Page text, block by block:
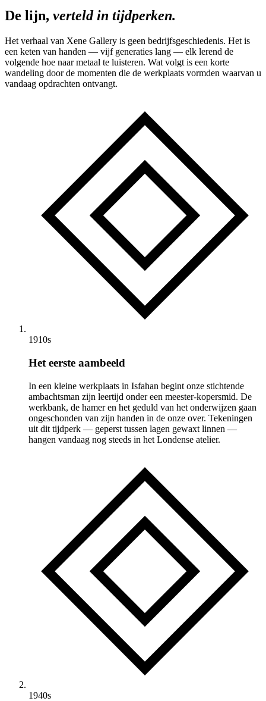
De lijn, verteld in tijdperken.
Het verhaal van Xene Gallery is geen bedrijfsgeschiedenis. Het is
een keten van handen — vijf generaties lang — elk lerend de
volgende hoe naar metaal te luisteren. Wat volgt is een korte
wandeling door de momenten die de werkplaats vormden waarvan u
vandaag opdrachten ontvangt.
1910s
Het eerste aambeeld
In een kleine werkplaats in Isfahan begint onze stichtende
ambachtsman zijn leertijd onder een meester-kopersmid. De
werkbank, de hamer en het geduld van het onderwijzen gaan
ongeschonden van zijn handen in de onze over. Tekeningen
uit dit tijdperk — geperst tussen lagen gewaxt linnen —
hangen vandaag nog steeds in het Londense atelier.
1940s